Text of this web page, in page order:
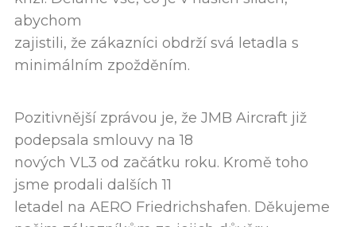
abychom
zajistili, že zákazníci obdrží svá letadla s
minimálním zpožděním.
Pozitivnější zprávou je, že JMB Aircraft již
podepsala smlouvy na 18
nových VL3 od začátku roku. Kromě toho
jsme prodali dalších 11
letadel na AERO Friedrichshafen. Děkujeme